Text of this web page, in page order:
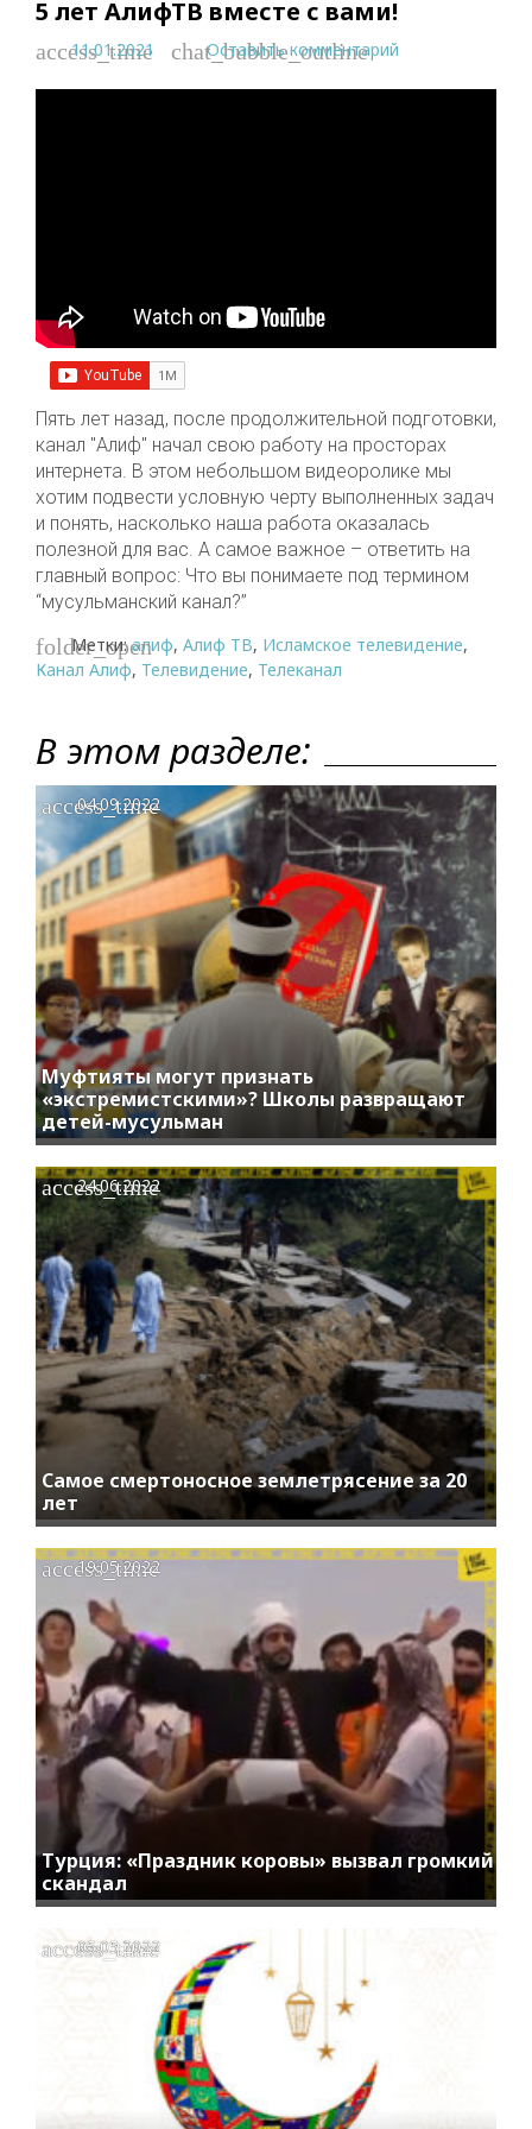
5 лет АлифТВ вместе с вами!
access_time
11.01.2021 chat_bubble_outline
Оставить комментарий
Пять лет назад, после продолжительной подготовки,
канал "Алиф" начал свою работу на просторах
интернета. В этом небольшом видеоролике мы
хотим подвести условную черту выполненных задач
и понять, насколько наша работа оказалась
полезной для вас. А самое важное – ответить на
главный вопрос: Что вы понимаете под термином
“мусульманский канал?”
folder_open
Метки:алиф, Алиф ТВ, Исламское телевидение,
Канал Алиф, Телевидение, Телеканал
В этом разделе:
Муфтияты могут признать
«экстремистскими»? Школы развращают
детей-мусульман
access_time
04.09.2022
Самое смертоносное землетрясение за 20
лет
access_time
24.06.2022
Турция: «Праздник коровы» вызвал громкий
скандал
access_time
19.05.2022
access_time
05.05.2022